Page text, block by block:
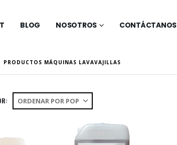
BLOG NOSOTROS CONTÁCTANOS
PRODUCTOS MÁQUINAS LAVAVAJILLAS